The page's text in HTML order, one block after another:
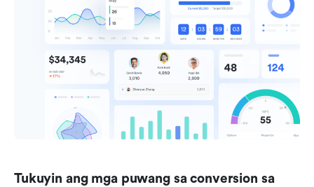
Tukuyin ang mga puwang sa conversion sa